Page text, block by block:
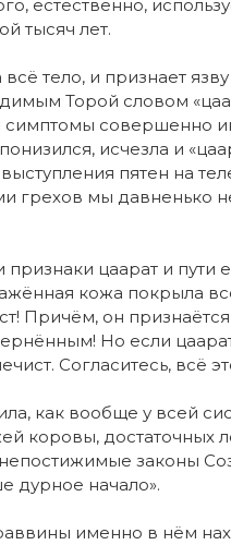
ес­тес­т­вен­но,
ты­сяч лет.
те­ло, и при­зна­ет
То­рой сло­вом
со­вер­шен­но
ис­чез­ла и
пя­тен на
гре­хов мы дав­нень­ко
ца­а­рат и пу­ти
ко­жа по­кры­ла
При­чём, он
Но ес­ли
Со­гла­си­тесь, всё
как во­об­ще у всей
ко­ро­вы, дос­та­точ­ных
за­ко­ны
дур­ное на­ча­ло».
имен­но в нём